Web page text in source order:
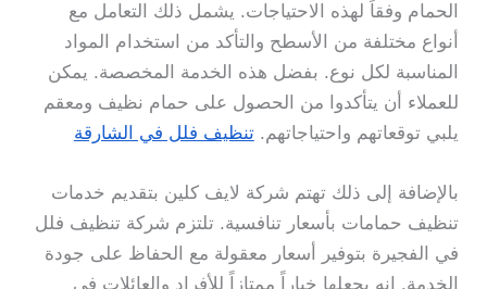
الحمام وفقاً لهذه الاحتياجات. يشمل ذلك التعامل مع
أنواع مختلفة من الأسطح والتأكد من استخدام المواد
المناسبة لكل نوع. بفضل هذه الخدمة المخصصة. يمكن
للعملاء أن يتأكدوا من الحصول على حمام نظيف ومعقم
يلبي توقعاتهم واحتياجاتهم.تنظيف فلل في الشارقة
بالإضافة إلى ذلك تهتم شركة لايف كلين بتقديم خدمات
تنظيف حمامات بأسعار تنافسية. تلتزم شركة تنظيف فلل
في الفجيرة بتوفير أسعار معقولة مع الحفاظ على جودة
الخدمة. انه يجعلها خياراً ممتازاً للأفراد والعائلات في